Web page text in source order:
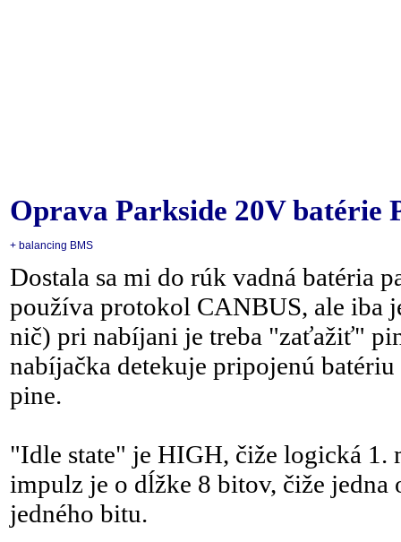
Oprava Parkside 20V batérie
+ balancing BMS
Dostala sa mi do rúk vadná batéria
používa protokol CANBUS, ale iba
nič) pri nabíjani je treba "zaťažiť"
nabíjačka detekuje pripojenú
pine.
"Idle state" je HIGH, čiže logická 1.
impulz je o dĺžke 8 bitov, čiže
jedného bitu.